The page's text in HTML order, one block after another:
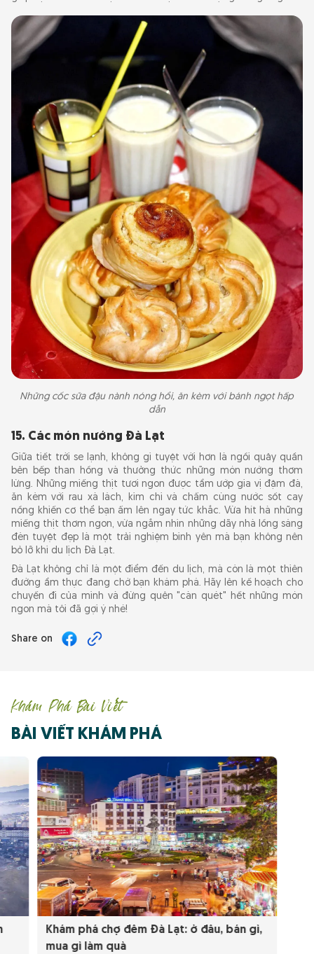
Những cốc sữa đậu nành nóng hổi, ăn kèm với bánh ngọt hấp
dẫn
15. Các món nướng Đà Lạt
Giữa tiết trời se lạnh, không gì tuyệt vời hơn là ngồi quây quần
bên bếp than hồng và thưởng thức những món nướng thơm
lừng. Những miếng thịt tươi ngon được tẩm ướp gia vị đậm đà,
ăn kèm với rau xà lách, kim chi và chấm cùng nước sốt cay
nồng khiến cơ thể bạn ấm lên ngay tức khắc. Vừa hít hà những
miếng thịt thơm ngon, vừa ngắm nhìn những dãy nhà lồng sáng
đèn tuyệt đẹp là một trải nghiệm bình yên mà bạn không nên
bỏ lỡ khi du lịch Đà Lạt.
Đà Lạt không chỉ là một điểm đến du lịch, mà còn là một thiên
đường ẩm thực đang chờ bạn khám phá. Hãy lên kế hoạch cho
chuyến đi của mình và đừng quên "càn quét" hết những món
ngon mà tôi đã gợi ý nhé!
Share on
Khám Phá Bài Viết
BÀI VIẾT KHÁM PHÁ
Khám phá chợ đêm Đà Lạt: ở đâu, bán gì,
mua gì làm quà